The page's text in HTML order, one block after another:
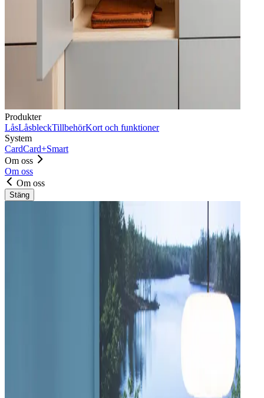
Produkter
LåsLåsbleckTillbehörKort och funktioner
System
CardCard+Smart
Om oss
Om oss
Om oss
Stäng